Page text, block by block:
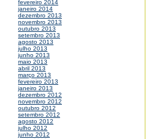
fevereiro 2014
janeiro 2014
dezembro 2013
novembro 2013
outubro 2013
setembro 2013
agosto 2013
julho 2013
junho 2013
maio 2013
abril 2013
março 2013
fevereiro 2013
janeiro 2013
dezembro 2012
novembro 2012
outubro 2012
setembro 2012
agosto 2012
julho 2012
junho 2012